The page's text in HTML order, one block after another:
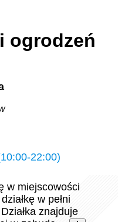
ogrodzeń
22:00)
w miejscowości
w pełni
znajduje